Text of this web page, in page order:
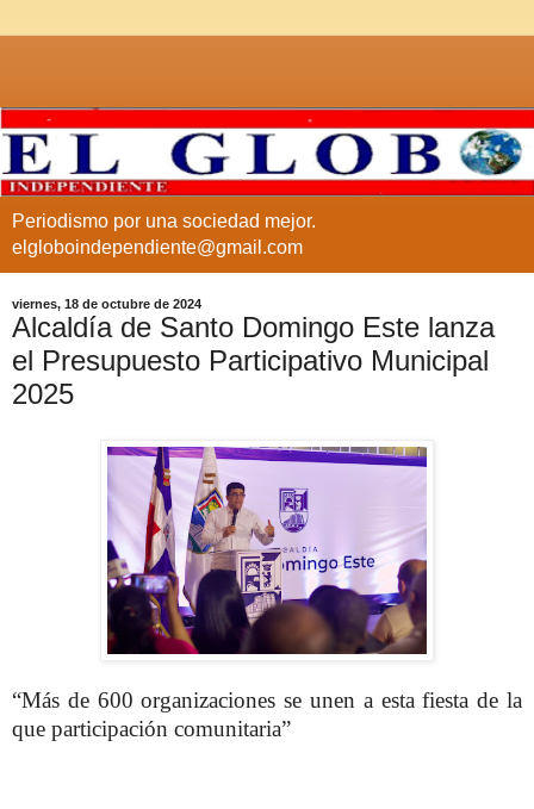
Periodismo por una sociedad mejor.
elgloboindependiente@gmail.com
viernes, 18 de octubre de 2024
Alcaldía de Santo Domingo Este lanza
el Presupuesto Participativo Municipal
2025
“Más de 600 organizaciones se unen a esta fiesta de la
que participación comunitaria”